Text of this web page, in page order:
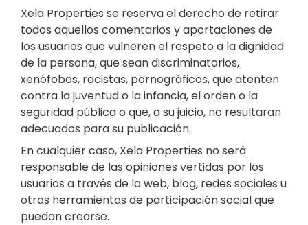
Xela Properties se reserva el derecho de retirar
todos aquellos comentarios y aportaciones de
los usuarios que vulneren el respeto a la dignidad
de la persona, que sean discriminatorios,
xenófobos, racistas, pornográficos, que atenten
contra la juventud o la infancia, el orden o la
seguridad pública o que, a su juicio, no resultaran
adecuados para su publicación.
En cualquier caso, Xela Properties no será
responsable de las opiniones vertidas por los
usuarios a través de la web, blog, redes sociales u
otras herramientas de participación social que
puedan crearse.